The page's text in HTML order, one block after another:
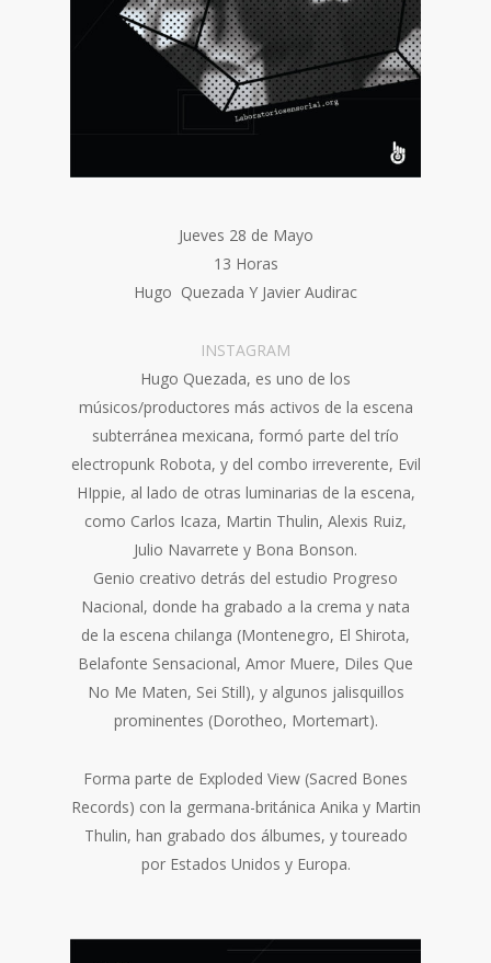
Jueves 28 de Mayo
13 Horas
Hugo Quezada Y Javier Audirac
INSTAGRAM
Hugo Quezada, es uno de los
músicos/productores más activos de la escena
subterránea mexicana, formó parte del trío
electropunk Robota, y del combo irreverente, Evil
HIppie, al lado de otras luminarias de la escena,
como Carlos Icaza, Martin Thulin, Alexis Ruiz,
Julio Navarrete y Bona Bonson.
Genio creativo detrás del estudio Progreso
Nacional, donde ha grabado a la crema y nata
de la escena chilanga (Montenegro, El Shirota,
Belafonte Sensacional, Amor Muere, Diles Que
No Me Maten, Sei Still), y algunos jalisquillos
prominentes (Dorotheo, Mortemart).
Forma parte de Exploded View (Sacred Bones
Records) con la germana-británica Anika y Martin
Thulin, han grabado dos álbumes, y toureado
por Estados Unidos y Europa.